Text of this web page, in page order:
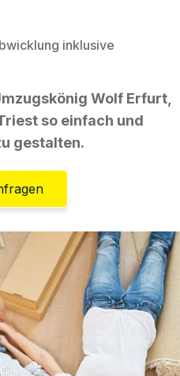
inklusive
Wolf Erfurt,
so einfach und
gestalten.